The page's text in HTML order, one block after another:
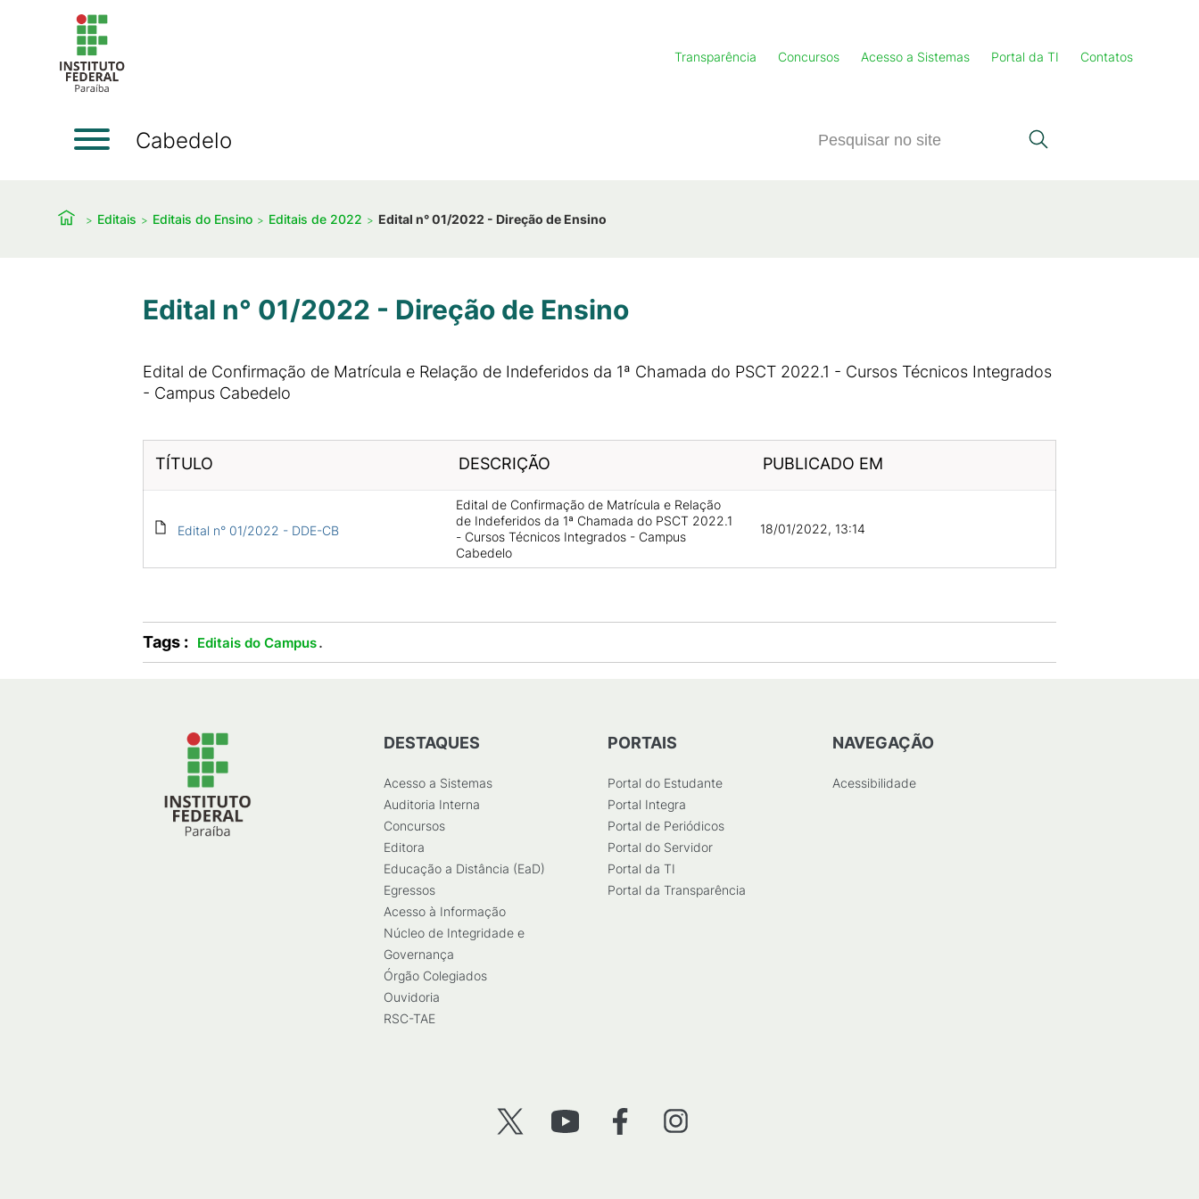
Transparência Concursos Acesso a Sistemas Portal da TI Contatos
Cabedelo
Editais Editais do Ensino Editais de 2022 Edital n° 01/2022 - Direção de Ensino
Edital n° 01/2022 - Direção de Ensino
Edital de Confirmação de Matrícula e Relação de Indeferidos da 1ª Chamada do PSCT 2022.1 - Cursos Técnicos Integrados
- Campus Cabedelo
TÍTULO DESCRIÇÃO PUBLICADO EM
Edital n° 01/2022 - DDE-CB
Edital de Confirmação de Matrícula e Relação
de Indeferidos da 1ª Chamada do PSCT 2022.1
- Cursos Técnicos Integrados - Campus
Cabedelo
18/01/2022, 13:14
Tags : Editais do Campus.
DESTAQUES
Acesso a Sistemas
Auditoria Interna
Concursos
Editora
Educação a Distância (EaD)
Egressos
Acesso à Informação
Núcleo de Integridade e
Governança
Órgão Colegiados
Ouvidoria
RSC-TAE
PORTAIS
Portal do Estudante
Portal Integra
Portal de Periódicos
Portal do Servidor
Portal da TI
Portal da Transparência
NAVEGAÇÃO
Acessibilidade